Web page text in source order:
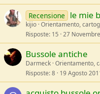
Recensione le mie
kijio Orientamento,
Risposte 15 27
Bussole antiche
Darmeck Orientamento,
Risposte 8 19 Agosto